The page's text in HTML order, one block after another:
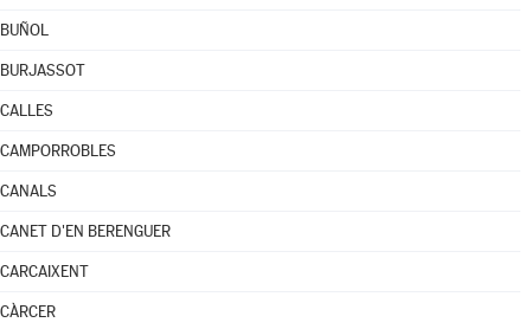
BUÑOL
BURJASSOT
CALLES
CAMPORROBLES
CANALS
CANET D'EN BERENGUER
CARCAIXENT
CÀRCER